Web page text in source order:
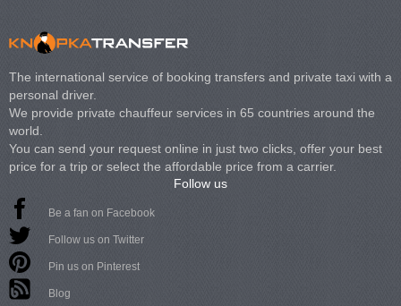
The international service of booking transfers and private taxi with a
personal driver.
We provide private chauffeur services in 65 countries around the
world.
You can send your request online in just two clicks, offer your best
price for a trip or select the affordable price from a carrier.
Follow us
Be a fan on Facebook
Follow us on Twitter
Pin us on Pinterest
Blog